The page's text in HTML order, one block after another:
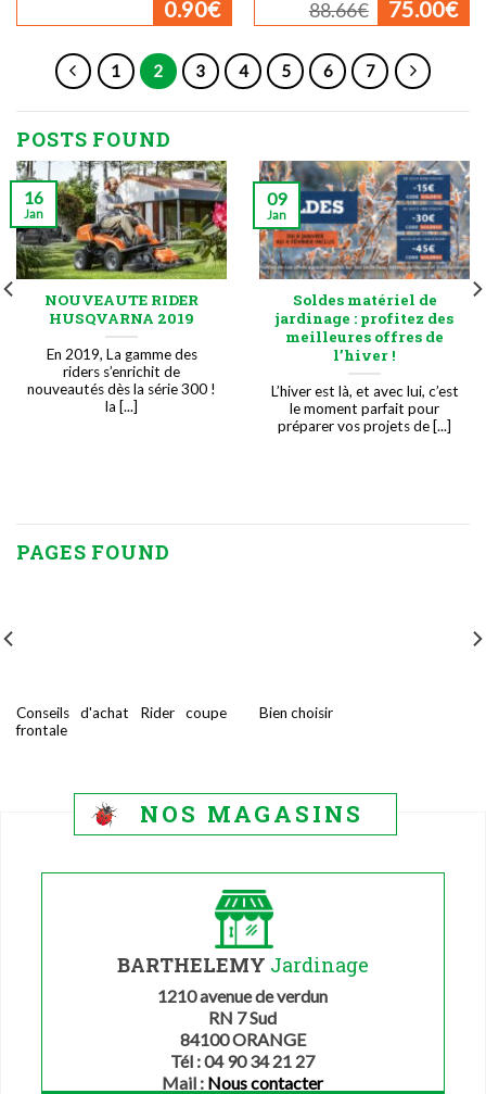
0.90€ 88.66€
prix
initial
88.66€.
75.00€
1 2 3 4 5 6 7
POSTS FOUND
NOUVEAUTE RIDER
HUSQVARNA 2019
En 2019, La gamme des
riders s’enrichit de
nouveautés dès la série 300 !
la [...]
16
Jan
Soldes matériel de
jardinage : profitez des
meilleures offres de
l’hiver !
L’hiver est là, et avec lui, c’est
le moment parfait pour
préparer vos projets de [...]
09
Jan
PAGES FOUND
Conseils d'achat Rider coupe
frontale
Bien choisir
NOS MAGASINS
BARTHELEMY Jardinage
1210 avenue de verdun
RN 7 Sud
84100 ORANGE
Tél : 04 90 34 21 27
Mail : Nous contacter